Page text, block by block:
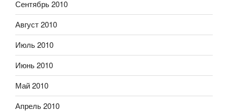
Сентябрь 2010
Август 2010
Июль 2010
Июнь 2010
Май 2010
Апрель 2010